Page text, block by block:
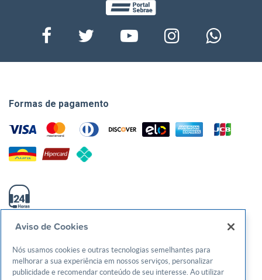
Início no dia 06/03/2024 das 8h às 12h na sede do
Goiânia/GO.
Formas de pagamento
Av. T-3, 1000, Setor Bueno - Goiânia/GO - CEP: 74210240
CNPJ: 01.269.984/0001-73
Aviso de Cookies
Nós usamos cookies e outras tecnologias semelhantes para
melhorar a sua experiência em nossos serviços, personalizar
publicidade e recomendar conteúdo de seu interesse. Ao utilizar